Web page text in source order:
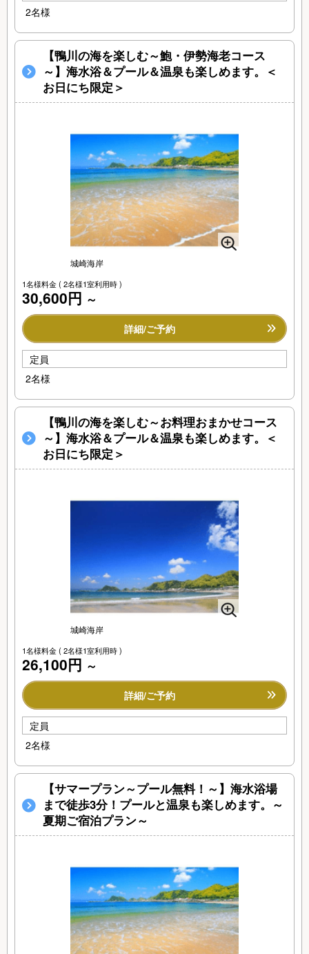
2名様
【鴨川の海を楽しむ～鮑・伊勢海老コース
～】海水浴＆プール＆温泉も楽しめます。＜
お日にち限定＞
城崎海岸
1名様料金( 2名様1室利用時 )
30,600円 ～
詳細/ご予約
定員
2名様
【鴨川の海を楽しむ～お料理おまかせコース
～】海水浴＆プール＆温泉も楽しめます。＜
お日にち限定＞
城崎海岸
1名様料金( 2名様1室利用時 )
26,100円 ～
詳細/ご予約
定員
2名様
【サマープラン～プール無料！～】海水浴場
まで徒歩3分！プールと温泉も楽しめます。～
夏期ご宿泊プラン～